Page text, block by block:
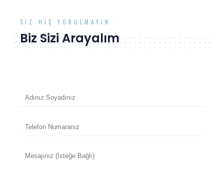
SIZ HIÇ YORULMAYIN
Biz Sizi Arayalım